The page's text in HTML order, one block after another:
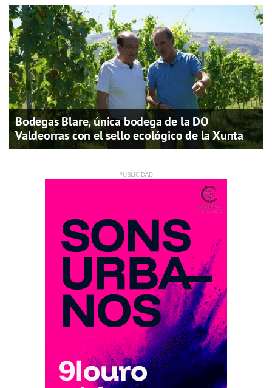
Bodegas Blare, única bodega de la DO
Valdeorras con el sello ecológico de la Xunta